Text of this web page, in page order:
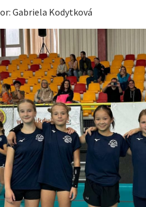
Gabriela Kodytková